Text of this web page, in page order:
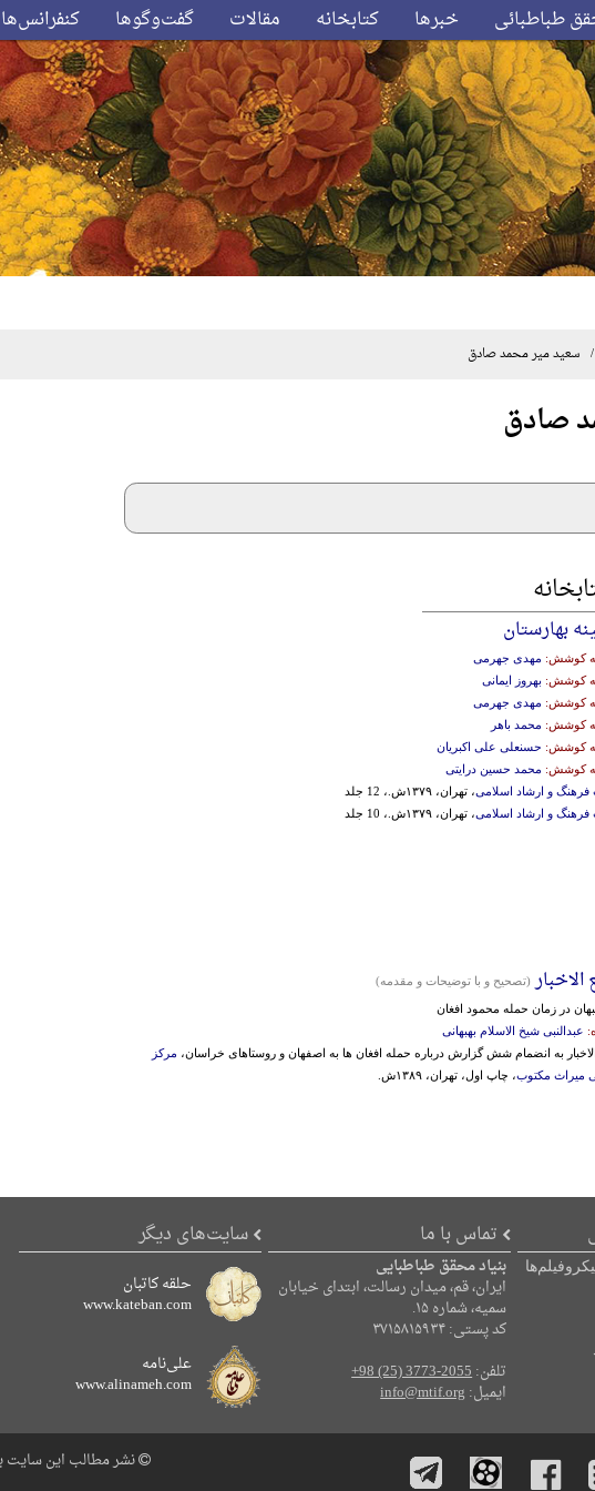
طباطبائی خبرها کتابخانه مقالات گفت‌وگوها کنفرانس‌ها
میر محمد صادق
صادق
بهارستان
مهدی جهرمی
بهروز ایمانی
مهدی جهرمی
محمد باهر
حسنعلی علی اکبریان
محمد حسین درایتی
فرهنگ و ارشاد اسلامی، تهران، ۱۳۷۹ش.، 12 جلد
فرهنگ و ارشاد اسلامی، تهران، ۱۳۷۹ش.، 10 جلد
الاخبار (تصحیح و با توضیحات و مقدمه)
در زمان حمله محمود افغان
عبدالنبی شیخ الاسلام بهبهانی
الاخبار به انضمام شش گزارش درباره حمله افغان ها به اصفهان و روستاهای خراسان، مرکز
میراث مکتوب، چاپ اول، تهران، ۱۳۸۹ش.
تماس با ما
بنیاد محقق طباطبایی
ایران، قم، میدان رسالت، ابتدای خیابان
سمیه، شماره ۱۵.
کد پستی: ۳۷۱۵۸۱۵۹۳۴
تلفن:+98 (25) 3773-2055
ایمیل:info@mtif.org
سایت‌های دیگر
حلقه کاتبان
www.kateban.com
علی‌نامه
www.alinameh.com
نشر مطالب این سایت